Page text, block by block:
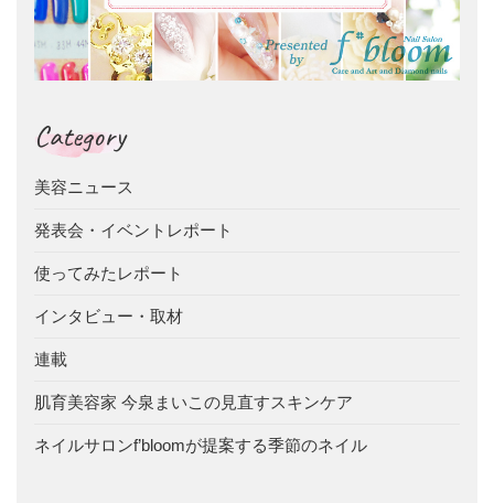
Category
美容ニュース
発表会・イベントレポート
使ってみたレポート
インタビュー・取材
連載
肌育美容家 今泉まいこの見直すスキンケア
ネイルサロンf’bloomが提案する季節のネイル